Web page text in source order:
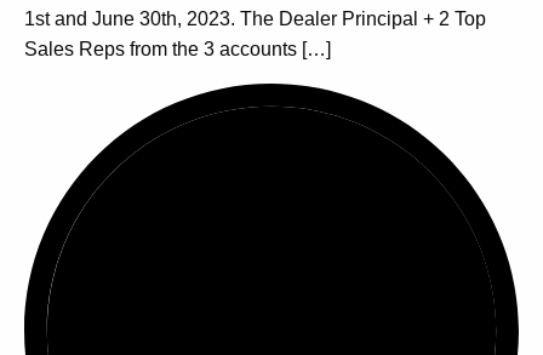
1st and June 30th, 2023. The Dealer Principal + 2 Top
Sales Reps from the 3 accounts […]